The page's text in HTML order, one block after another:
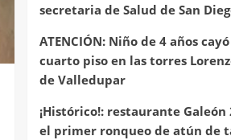
secretaria de Salud de San
ATENCIÓN: Niño de 4 años
cuarto piso en las torres
de Valledupar
¡Histórico!: restaurante Galeón
el primer ronqueo de atún de